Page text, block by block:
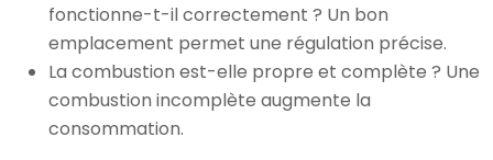
fonctionne-t-il correctement ? Un bon
emplacement permet une régulation précise.
La combustion est-elle propre et complète ? Une
combustion incomplète augmente la
consommation.